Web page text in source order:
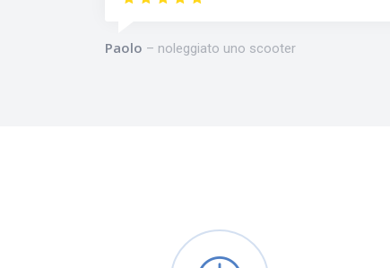
Paolo noleggiato uno scooter